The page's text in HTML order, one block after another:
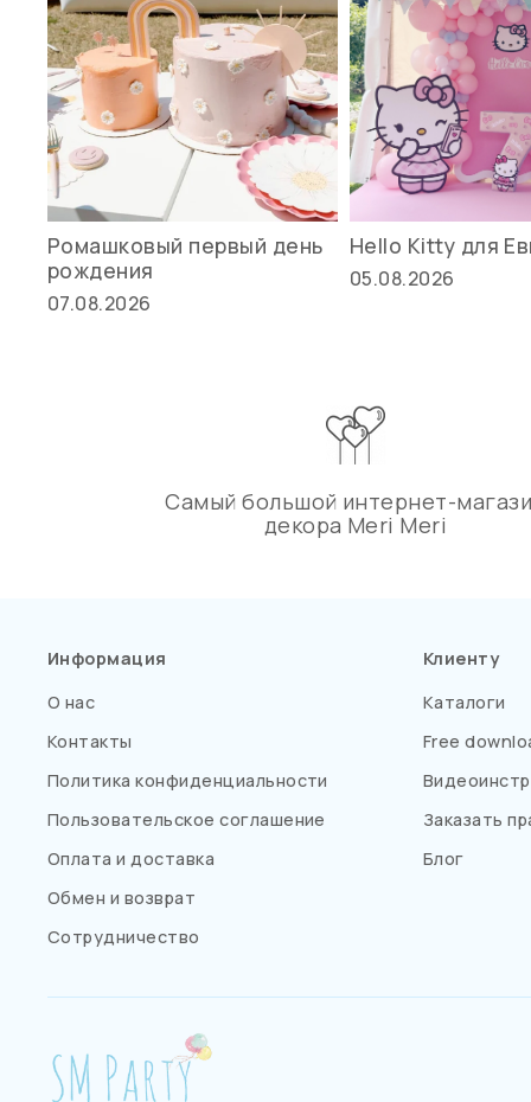
Ромашковый первый день
рождения
07.08.2026
Hello Kitty для
05.08.2026
Самый большой интернет-
декора Meri Meri
Информация
О нас
Контакты
Политика конфиденциальности
Пользовательское соглашение
Оплата и доставка
Обмен и возврат
Сотрудничество
Клиенту
Каталоги
Free
Заказать
Блог